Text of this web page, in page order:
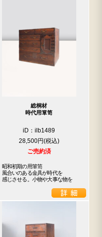
総桐材
時代用箪笥
iD：ilb1489
28,500円
ご売約済
昭和初期の用箪笥
風合いのある金具が時代を
感じさせる。小物や大事な物を